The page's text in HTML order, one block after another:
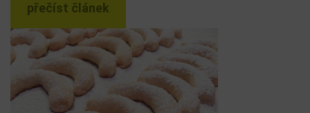
přečíst článek